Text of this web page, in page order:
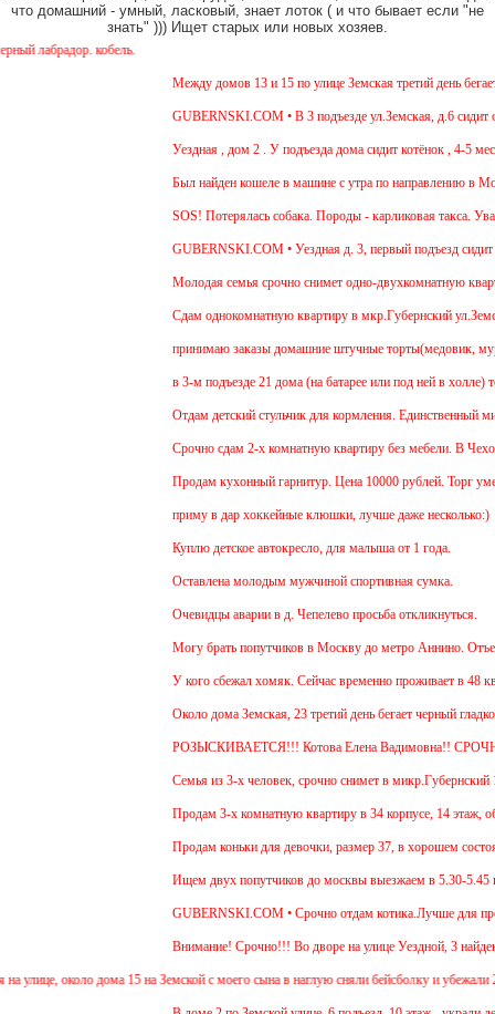
что домашний - умный, ласковый, знает лоток ( и что бывает если "не
знать" ))) Ищет старых или новых хозяев.
кобель.
Между домов 13 и 15 по улице Земская третий день
GUBERNSKI.COM • В 3 подъезде ул.Земская, д.6 сидит
Уездная , дом 2 . У подъезда дома сидит котёнок , 4-5
Был найден кошеле в машине с утра по направлению в
SOS! Потерялась собака. Породы - карликовая такса.
GUBERNSKI.COM • Уездная д. 3, первый подъезд
Молодая семья срочно снимет одно-двухкомнатную
Cдам однокомнатную квартиру в мкр.Губернский
принимаю заказы домашние штучные торты(медовик,
в 3-м подъезде 21 дома (на батарее или под ней в холле)
Отдам детский стульчик для кормления. Единственный
Срочно сдам 2-х комнатную квартиру без мебели. В
Продам кухонный гарнитур. Цена 10000 рублей. Торг
приму в дар хоккейные клюшки, лучше даже несколько:)
Куплю детское автокресло, для малыша от 1 года.
Оставлена молодым мужчиной спортивная сумка.
Очевидцы аварии в д. Чепелево просьба откликнуться.
Могу брать попутчиков в Москву до метро Аннино.
У кого сбежал хомяк. Сейчас временно проживает в 48
Около дома Земская, 23 третий день бегает черный
РОЗЫСКИВАЕТСЯ!!! Котова Елена Вадимовна!!
Семья из 3-х человек, срочно снимет в микр.Губернский 1
Продам 3-х комнатную квартиру в 34 корпусе, 14 этаж,
Продам коньки для девочки, размер 37, в хорошем
Ищем двух попутчиков до москвы выезжаем в 5.30-5.45 и
GUBERNSKI.COM • Срочно отдам котика.Лучше для
Внимание! Срочно!!! Во дворе на улице Уездной, 3 найден
около дома 15 на Земской с моего сына в наглую сняли бейсболку и убежали 2